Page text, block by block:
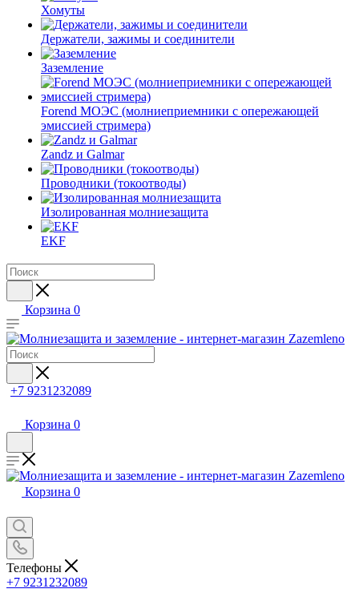
Хомуты
Держатели, зажимы и соединители
Заземление
Forend МОЭС (молниеприемники с опережающей
эмиссией стримера)
Zandz и Galmar
Проводники (токоотводы)
Изолированная молниезащита
EKF
Корзина 0
+7 9231232089
Корзина 0
Корзина 0
Телефоны
+7 9231232089